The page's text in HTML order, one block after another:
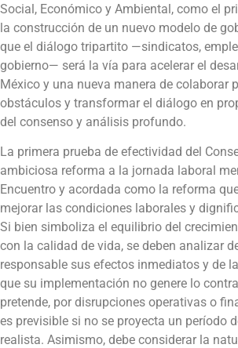
Social, Económico y Ambiental, como el
la construcción de un nuevo modelo de
que el diálogo tripartito —sindicatos,
gobierno— será la vía para acelerar el
México y una nueva manera de colaborar
obstáculos y transformar el diálogo en
del consenso y análisis profundo.
La primera prueba de efectividad del
ambiciosa reforma a la jornada laboral
Encuentro y acordada como la reforma
mejorar las condiciones laborales y
Si bien simboliza el equilibrio del
con la calidad de vida, se deben analizar
responsable sus efectos inmediatos y de
que su implementación no genere lo
pretende, por disrupciones operativas o
es previsible si no se proyecta un período
realista. Asimismo, debe considerar la